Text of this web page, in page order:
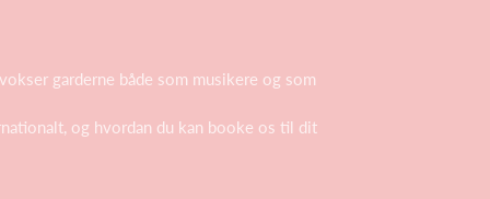
garderne både som musikere og som
og hvordan du kan booke os til dit